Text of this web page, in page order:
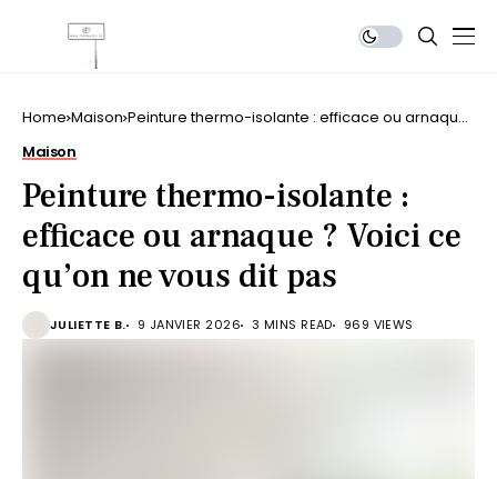
Home Maison Peinture thermo-isolante : efficace ou arnaque
Maison
Peinture thermo-isolante :
efficace ou arnaque ? Voici ce
qu’on ne vous dit pas
JULIETTE B. 9 JANVIER 2026 3 MINS READ 969 VIEWS